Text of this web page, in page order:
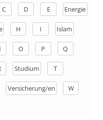
C D E Energie
H I Islam
O P Q
Studium T
Versicherung/en W